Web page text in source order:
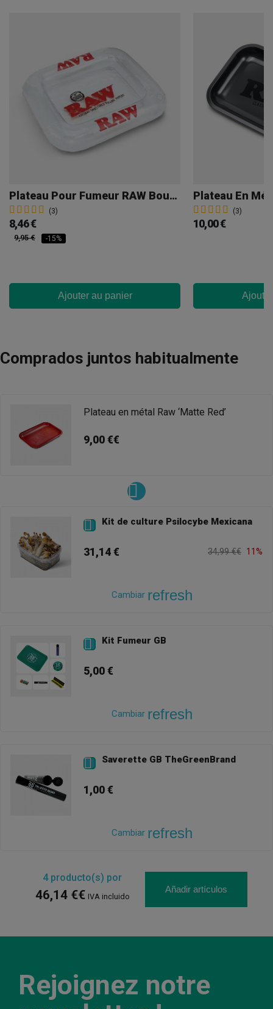
Plateau Pour Fumeur RAW Bouée
(3)
8,46 €
9,95 € -15%
Ajouter au panier
Plateau En
(3)
10,00 €
Comprados juntos habitualmente
Plateau en métal Raw ‘Matte Red’
9,00 €€
 Kit de culture Psilocybe Mexicana
31,14 € 34,99 €€ 11%
Cambiar refresh
 Kit Fumeur GB
5,00 €
Cambiar refresh
 Saverette GB TheGreenBrand
1,00 €
Cambiar refresh
4producto(s) por
46,14 €€ IVA incluido
Añadir artículos
Rejoignez notre